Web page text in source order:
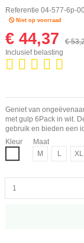
Referentie 04-577-6p-
Niet op voorraad
€ 44,37 €
Inclusief belasting
Geniet van
met gulp 6Pack in wit.
gebruik en bieden een
Kleur
Maat
M
L XL